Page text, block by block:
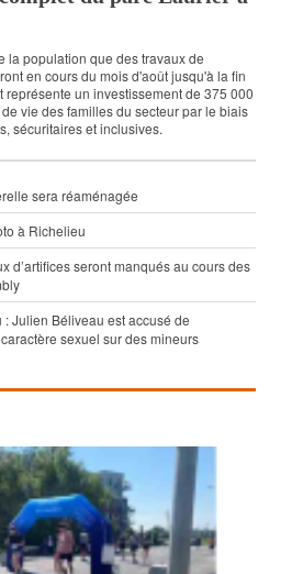
la population que des travaux de
en cours du mois d'août jusqu'à la fin
représente un investissement de 375 000
vie des familles du secteur par le biais
sécuritaires et inclusives.
sera réaménagée
à Richelieu
d’artifices seront manqués au cours des
Julien Béliveau est accusé de
sexuel sur des mineurs